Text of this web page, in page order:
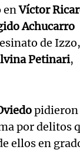
enVíctor
Achucarro
de Izzo,
Petinari,
pidieron
por delitos
ellos en